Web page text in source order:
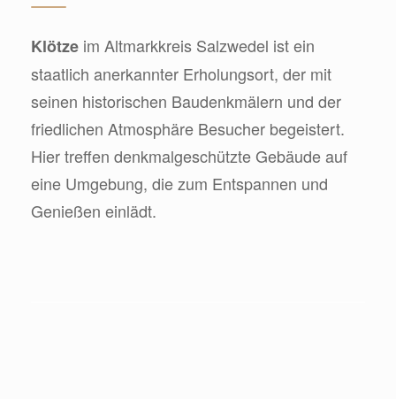
Klötze im Altmarkkreis Salzwedel ist ein
staatlich anerkannter Erholungsort, der mit
seinen historischen Baudenkmälern und der
friedlichen Atmosphäre Besucher begeistert.
Hier treffen denkmalgeschützte Gebäude auf
eine Umgebung, die zum Entspannen und
Genießen einlädt.